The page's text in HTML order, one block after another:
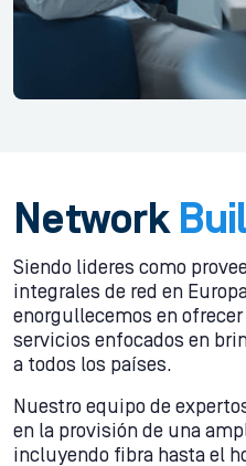
Network
Siendo lideres como
integrales de red en
enorgullecemos en
servicios enfocados en
a todos los países.
Nuestro equipo de
en la provisión de una
incluyendo fibra hasta el